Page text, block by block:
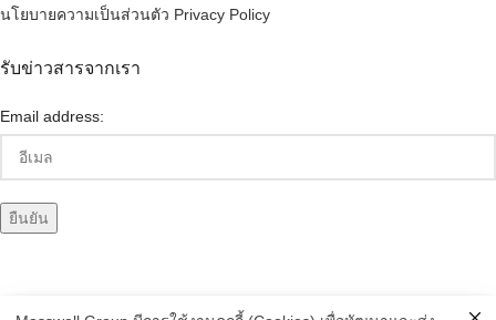
นโยบายความเป็นส่วนตัว Privacy Policy
รับข่าวสารจากเรา
Email address: